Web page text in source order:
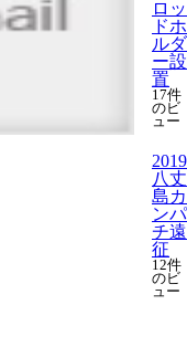
ロッ
ドホ
ルダ
ー設
置
17件
のビ
ュー
2019
八丈
島カ
ンパ
チ遠
征
12件
のビ
ュー